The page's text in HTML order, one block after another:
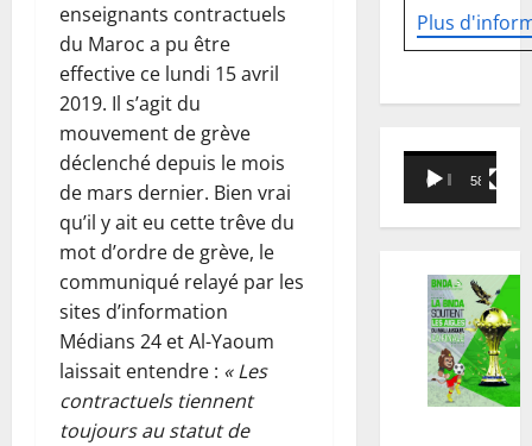
enseignants contractuels
du Maroc a pu être
effective ce lundi 15 avril
2019. Il s’agit du
mouvement de grève
déclenché depuis le mois
de mars dernier. Bien vrai
qu’il y ait eu cette trêve du
mot d’ordre de grève, le
communiqué relayé par les
sites d’information
Médians 24 et Al-Yaoum
laissait entendre : « Les
contractuels tiennent
toujours au statut de
Plus
Lecteur
vidéo
00:00 58:18